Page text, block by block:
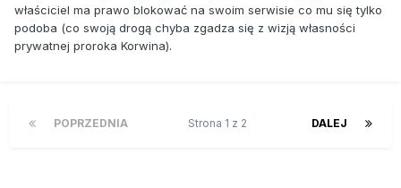
właściciel ma prawo blokować na swoim serwisie co mu się tylko
podoba (co swoją drogą chyba zgadza się z wizją własności
prywatnej proroka Korwina).
POPRZEDNIA DALEJ
Strona 1 z 2